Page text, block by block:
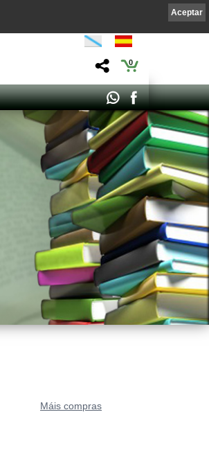
0
Máis compras
Aceptar